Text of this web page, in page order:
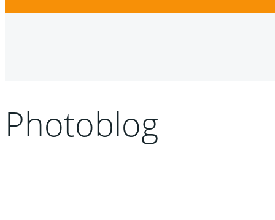
Photoblog